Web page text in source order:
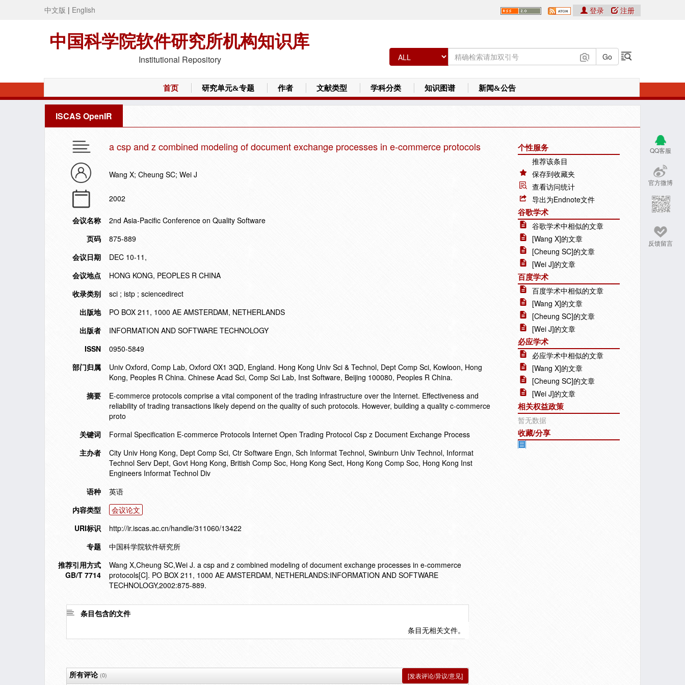
中文版 | English
中国科学院软件研究所机构知识库
Institutional Repository
登录 注册
首页 研究单元&专题 作者 文献类型 学科分类 知识图谱 新闻&公告
ISCAS OpenIR
QQ客服
官方微博
反馈留言
a csp and z combined modeling of document exchange processes in e-commerce protocols
Wang X; Cheung SC; Wei J
2002
会议名称
2nd Asia-Pacific Conference on Quality Software
页码
875-889
会议日期
DEC 10-11,
会议地点
HONG KONG, PEOPLES R CHINA
收录类别
sci ; istp ; sciencedirect
出版地
PO BOX 211, 1000 AE AMSTERDAM, NETHERLANDS
出版者
INFORMATION AND SOFTWARE TECHNOLOGY
ISSN
0950-5849
部门归属
Univ Oxford, Comp Lab, Oxford OX1 3QD, England. Hong Kong Univ Sci & Technol, Dept Comp Sci, Kowloon, Hong
Kong, Peoples R China. Chinese Acad Sci, Comp Sci Lab, Inst Software, Beijing 100080, Peoples R China.
摘要
E-commerce protocols comprise a vital component of the trading infrastructure over the Internet. Effectiveness and
reliability of trading transactions likely depend on the quality of such protocols. However, building a quality c-commerce
proto
关键词
Formal Specification E-commerce Protocols Internet Open Trading Protocol Csp z Document Exchange Process
主办者
City Univ Hong Kong, Dept Comp Sci, Ctr Software Engn, Sch Informat Technol, Swinburn Univ Technol, Informat
Technol Serv Dept, Govt Hong Kong, British Comp Soc, Hong Kong Sect, Hong Kong Comp Soc, Hong Kong Inst
Engineers Informat Technol Div
语种
英语
内容类型
会议论文
URI标识
http://ir.iscas.ac.cn/handle/311060/13422
专题
中国科学院软件研究所
推荐引用方式
GB/T 7714
Wang X,Cheung SC,Wei J. a csp and z combined modeling of document exchange processes in e-commerce
protocols[C]. PO BOX 211, 1000 AE AMSTERDAM, NETHERLANDS:INFORMATION AND SOFTWARE
TECHNOLOGY,2002:875-889.
条目包含的文件
条目无相关文件。
个性服务
推荐该条目
保存到收藏夹
查看访问统计
导出为Endnote文件
谷歌学术
谷歌学术中相似的文章
[Wang X]的文章
[Cheung SC]的文章
[Wei J]的文章
百度学术
百度学术中相似的文章
[Wang X]的文章
[Cheung SC]的文章
[Wei J]的文章
必应学术
必应学术中相似的文章
[Wang X]的文章
[Cheung SC]的文章
[Wei J]的文章
相关权益政策
暂无数据
收藏/分享
所有评论(0) [发表评论/异议/意见]